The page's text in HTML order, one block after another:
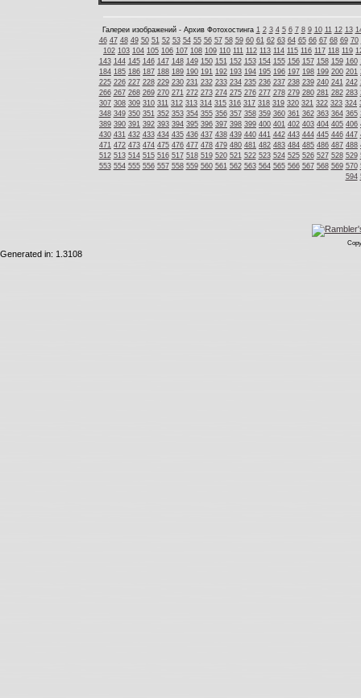
Галереи изображений - Архив Фотохостинга 1 2 3 4 5 6 7 8 9 10 11 12 13
46 47 48 49 50 51 52 53 54 55 56 57 58 59 60 61 62 63 64 65 66 67 68 69 70
102 103 104 105 106 107 108 109 110 111 112 113 114 115 116 117 118 119
143 144 145 146 147 148 149 150 151 152 153 154 155 156 157 158 159 160
184 185 186 187 188 189 190 191 192 193 194 195 196 197 198 199 200 201
225 226 227 228 229 230 231 232 233 234 235 236 237 238 239 240 241 242
266 267 268 269 270 271 272 273 274 275 276 277 278 279 280 281 282 283
307 308 309 310 311 312 313 314 315 316 317 318 319 320 321 322 323 324
348 349 350 351 352 353 354 355 356 357 358 359 360 361 362 363 364 365
389 390 391 392 393 394 395 396 397 398 399 400 401 402 403 404 405 406
430 431 432 433 434 435 436 437 438 439 440 441 442 443 444 445 446 447
471 472 473 474 475 476 477 478 479 480 481 482 483 484 485 486 487 488
512 513 514 515 516 517 518 519 520 521 522 523 524 525 526 527 528 529
553 554 555 556 557 558 559 560 561 562 563 564 565 566 567 568 569 570
594
Generated in: 1.3108